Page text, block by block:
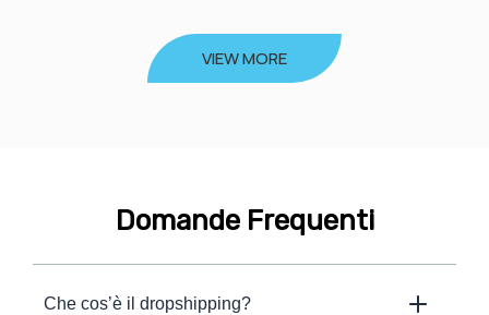
VIEW MORE
Domande Frequenti
Che cos’è il dropshipping?